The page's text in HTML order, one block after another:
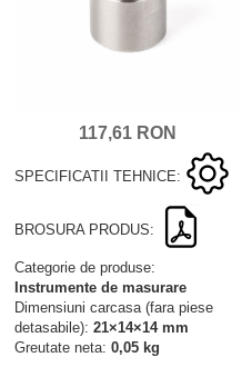
117,61 RON
SPECIFICATII TEHNICE:
BROSURA PRODUS:
Categorie de produse:
Instrumente de masurare
Dimensiuni carcasa (fara piese
detasabile): 21×14×14 mm
Greutate neta: 0,05 kg